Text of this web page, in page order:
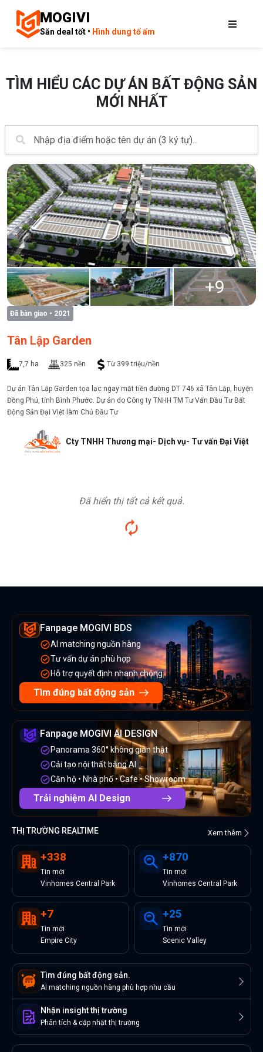
MOGIVI
Săn deal tốt • Hình dung tổ ấm
TÌM HIỂU CÁC DỰ ÁN BẤT ĐỘNG SẢN
MỚI NHẤT
+9
Đã bàn giao • 2021
Tân Lập Garden
7,7 ha 325 nền Từ 399 triệu/nền
Dự án Tân Lập Garden tọa lạc ngay mặt tiền đường DT 746 xã Tân Lập, huyện
Đồng Phú, tỉnh Bình Phước. Dự án do Công ty TNHH TM Tư Vấn Đầu Tư Bất
Động Sản Đại Việt làm Chủ Đầu Tư
Cty TNHH Thương mại- Dịch vụ- Tư vấn Đại Việt
Đã hiển thị tất cả kết quả.
Fanpage MOGIVI BDS
AI matching nguồn hàng
Tư vấn dự án phù hợp
Hỗ trợ quyết định nhanh chóng
Tìm đúng bất động sản
Fanpage MOGIVI AI DESIGN
Panorama 360° không gian thật
Cải tạo nội thất bằng AI
Căn hộ • Nhà phố • Cafe • Showroom
Trải nghiệm AI Design
THỊ TRƯỜNG REALTIME Xem thêm
+338
Tin mới
Vinhomes Central Park
+870
Tin mới
Vinhomes Central Park
+7
Tin mới
Empire City
+25
Tin mới
Scenic Valley
Tìm đúng bất động sản.
AI matching nguồn hàng phù hợp nhu cầu
Nhận insight thị trường
Phân tích & cập nhật thị trường